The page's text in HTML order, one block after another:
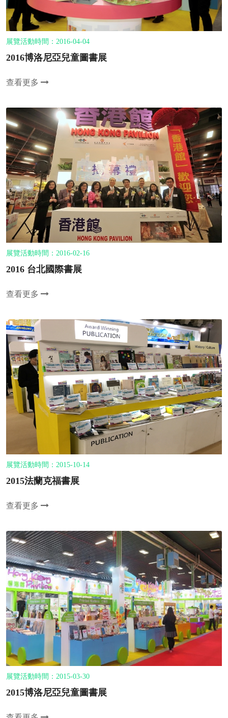
展覽活動時間：2016-04-04
2016博洛尼亞兒童圖書展
查看更多
展覽活動時間：2016-02-16
2016 台北國際書展
查看更多
展覽活動時間：2015-10-14
2015法蘭克福書展
查看更多
展覽活動時間：2015-03-30
2015博洛尼亞兒童圖書展